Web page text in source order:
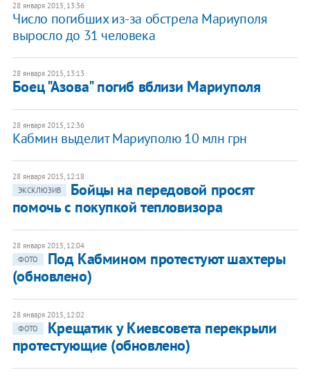
28 января 2015, 13:36
Число погибших из-за обстрела Мариуполя
выросло до 31 человека
28 января 2015, 13:13
Боец "Азова" погиб вблизи Мариуполя
28 января 2015, 12:36
Кабмин выделит Мариуполю 10 млн грн
28 января 2015, 12:18
ЭКСКЛЮЗИВ
Бойцы на передовой просят
помочь с покупкой тепловизора
28 января 2015, 12:04
ФОТО
Под Кабмином протестуют шахтеры
(обновлено)
28 января 2015, 12:02
ФОТО
Крещатик у Киевсовета перекрыли
протестующие (обновлено)